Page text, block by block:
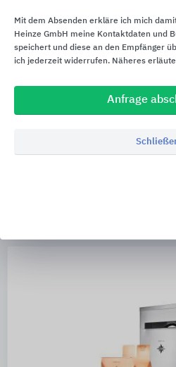
Mit dem Absenden erkläre ich mich
Heinze GmbH meine Kontaktdaten und
speichert und diese an den Empfänger
ich jederzeit widerrufen. Näheres
Anfrage